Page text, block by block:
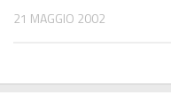
21 MAGGIO 2002